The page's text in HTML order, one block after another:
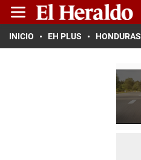
INICIO EH PLUS HONDURAS